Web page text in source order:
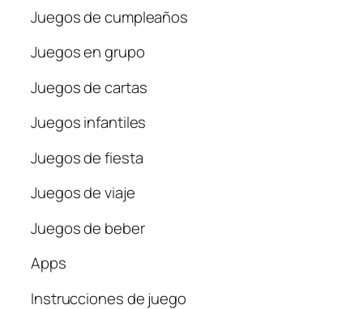
Juegos de cumpleaños
Juegos en grupo
Juegos de cartas
Juegos infantiles
Juegos de fiesta
Juegos de viaje
Juegos de beber
Apps
Instrucciones de juego